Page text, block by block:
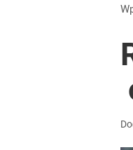
Polacy rzucili
Vistula x LOT: